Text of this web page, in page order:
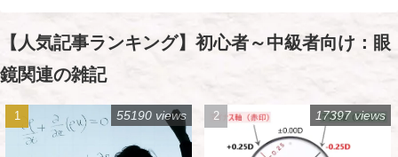
【人気記事ランキング】初心者～中級者向け：眼
鏡関連の雑記
55190 views 17397 views